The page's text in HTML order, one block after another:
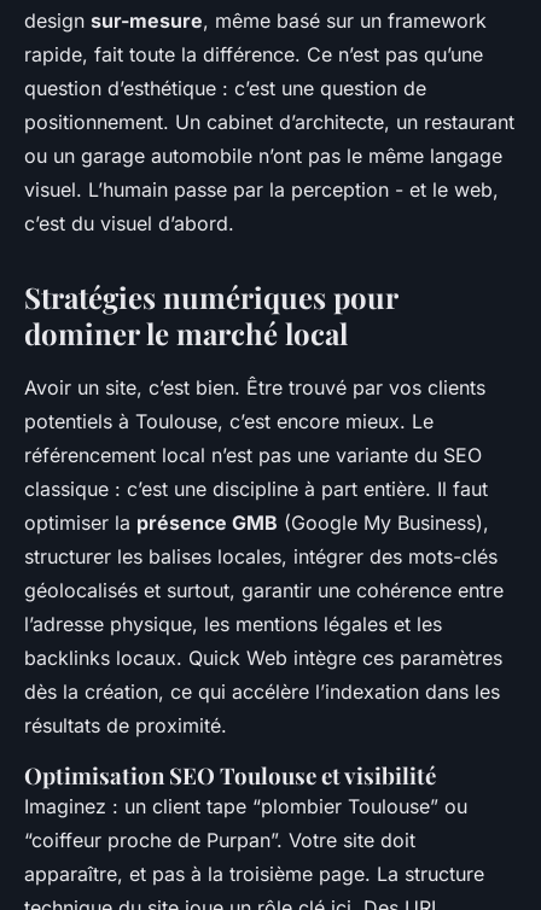
design sur-mesure, même basé sur un framework
rapide, fait toute la différence. Ce n’est pas qu’une
question d’esthétique : c’est une question de
positionnement. Un cabinet d’architecte, un restaurant
ou un garage automobile n’ont pas le même langage
visuel. L’humain passe par la perception - et le web,
c’est du visuel d’abord.
Stratégies numériques pour
dominer le marché local
Avoir un site, c’est bien. Être trouvé par vos clients
potentiels à Toulouse, c’est encore mieux. Le
référencement local n’est pas une variante du SEO
classique : c’est une discipline à part entière. Il faut
optimiser la présence GMB (Google My Business),
structurer les balises locales, intégrer des mots-clés
géolocalisés et surtout, garantir une cohérence entre
l’adresse physique, les mentions légales et les
backlinks locaux. Quick Web intègre ces paramètres
dès la création, ce qui accélère l’indexation dans les
résultats de proximité.
Optimisation SEO Toulouse et visibilité
Imaginez : un client tape “plombier Toulouse” ou
“coiffeur proche de Purpan”. Votre site doit
apparaître, et pas à la troisième page. La structure